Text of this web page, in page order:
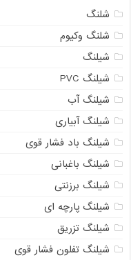
شلنگ
شلنگ وکیوم
شیلنگ
شیلنگ PVC
شیلنگ آب
شیلنگ آبیاری
شیلنگ باد فشار قوی
شیلنگ باغبانی
شیلنگ برزنتی
شیلنگ پارچه‌ ای
شیلنگ تزریق
شیلنگ تفلون فشار قوی